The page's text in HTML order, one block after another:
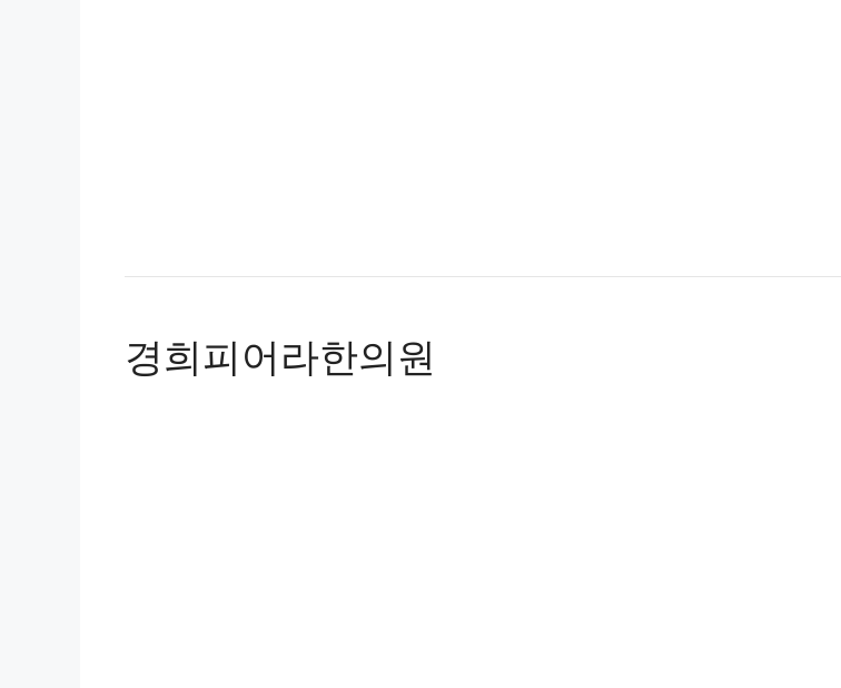
경희피어라한의원